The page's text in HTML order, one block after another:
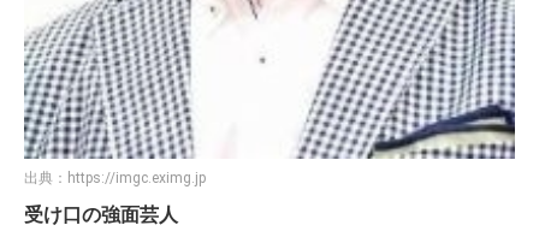
出典： https://imgc.eximg.jp
受け口の強面芸人